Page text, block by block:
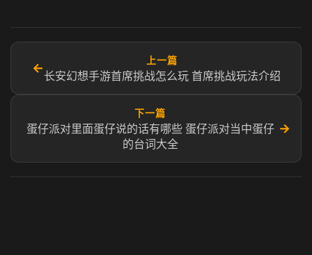
←
上一篇
长安幻想手游首席挑战怎么玩 首席挑战玩法介绍
下一篇
蛋仔派对里面蛋仔说的话有哪些 蛋仔派对当中蛋仔
的台词大全
→